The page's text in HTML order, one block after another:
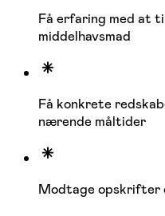
Få erfaring med at
middelhavsmad
Få konkrete
nærende måltider
Modtage opskrifter